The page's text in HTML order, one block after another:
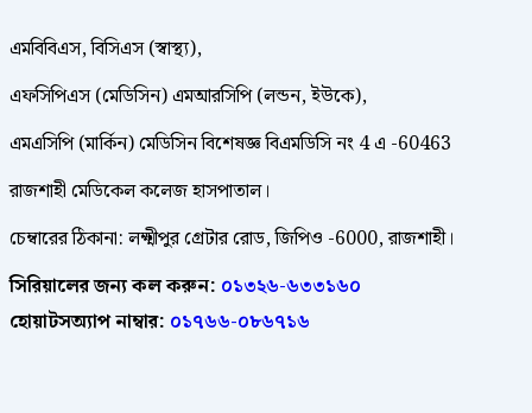
এমবিবিএস, বিসিএস (স্বাস্থ্য),
এফসিপিএস (মেডিসিন) এমআরসিপি (লন্ডন, ইউকে),
এমএসিপি (মার্কিন) মেডিসিন বিশেষজ্ঞ বিএমডিসি নং 4 এ -60463
রাজশাহী মেডিকেল কলেজ হাসপাতাল।
চেম্বারের ঠিকানা: লক্ষ্মীপুর গ্রেটার রোড, জিপিও -6000, রাজশাহী।
সিরিয়ালের জন্য কল করুন: ০১৩২৬-৬৩৩১৬০
হোয়াটসঅ্যাপ নাম্বার: ০১৭৬৬-০৮৬৭১৬